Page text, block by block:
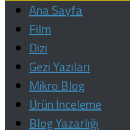
Ana Sayfa
Film
Dizi
Gezi Yazıları
Mikro Blog
Ürün İnceleme
Blog Yazarlığı